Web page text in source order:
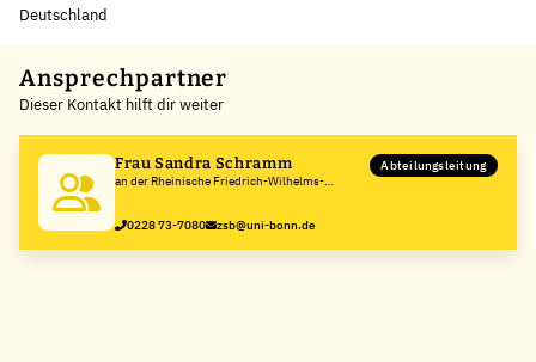
Deutschland
+
−
Ansprechpartner
Dieser Kontakt hilft dir weiter
Frau Sandra Schramm
an der Rheinische Friedrich-Wilhelms-
Abteilungsleitung
0228 73-7080 zsb@uni-bonn.de